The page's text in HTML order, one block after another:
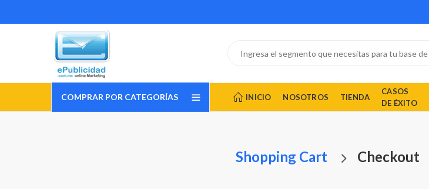
COMPRAR POR CATEGORÍAS INICIO NOSOTROS TIENDA
CASOS
DE ÉXITO
Shopping Cart Checkout